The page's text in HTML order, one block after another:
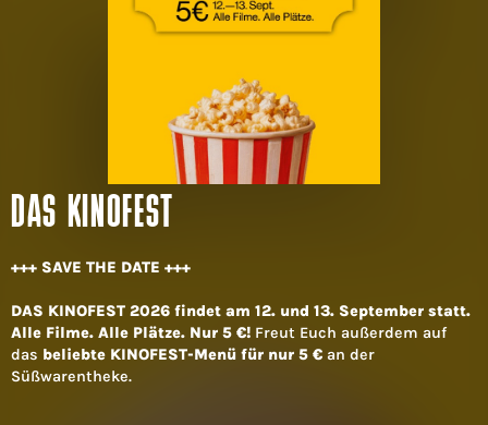
DAS KINOFEST
+++ SAVE THE DATE +++
DAS KINOFEST 2026 findet am 12. und 13. September statt.
Alle Filme. Alle Plätze. Nur 5 €! Freut Euch außerdem auf
das beliebte KINOFEST-Menü für nur 5 € an der
Süßwarentheke.